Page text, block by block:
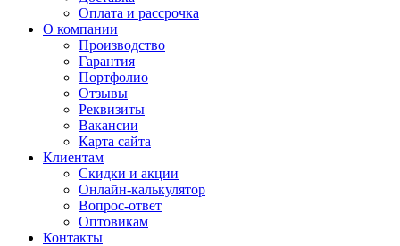
Оплата и рассрочка
О компании
Производство
Гарантия
Портфолио
Отзывы
Реквизиты
Вакансии
Карта сайта
Клиентам
Скидки и акции
Онлайн-калькулятор
Вопрос-ответ
Оптовикам
Контакты